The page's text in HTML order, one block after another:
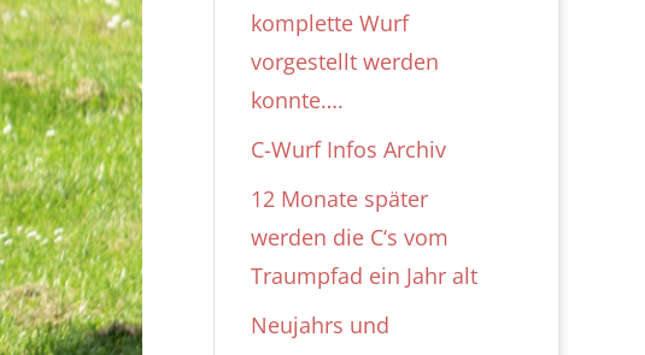
komplette Wurf
vorgestellt werden
konnte….
C-Wurf Infos Archiv
12 Monate später
werden die C‘s vom
Traumpfad ein Jahr alt
Neujahrs und